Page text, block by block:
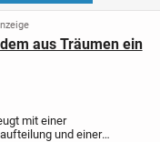
aus Träumen ein
mit einer
und einer